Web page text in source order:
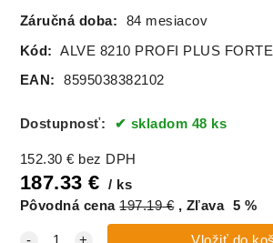
Záručná doba: 84 mesiacov
Kód: ALVE 8210 PROFI PLUS FORTE
EAN: 8595038382102
Dostupnosť: skladom 48 ks
152.30 € bez DPH
187.33 €
ks
Pôvodná cena 197.19€ Zľava 5 %